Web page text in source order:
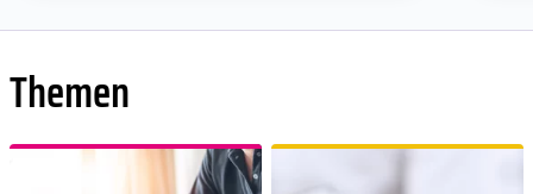
Themen